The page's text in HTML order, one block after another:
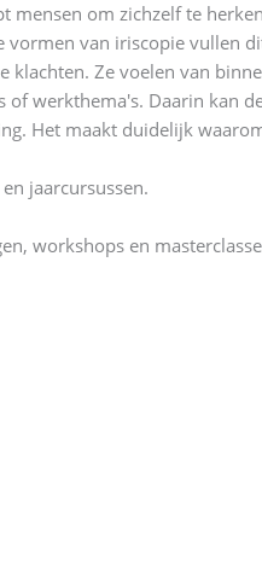
mensen om zichzelf te
vormen van iriscopie vullen
Ze voelen van
werkthema's. Daarin kan
Het maakt duidelijk
jaarcursussen.
workshops en